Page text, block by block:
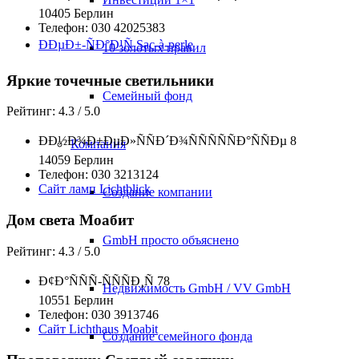
10 золотых правил
Семейный фонд
Компания
Создание компании
GmbH просто объяснено
Недвижимость GmbH / VV GmbH
Создание семейного фонда
10405 Берлин
Телефон: 030 42025383
ÐÐµÐ±-ÑÐ°Ð¹Ñ Sac-à-perle
Яркие точечные светильники
Рейтинг: 4.3 / 5.0
ÐÐ½Ð¾Ð±ÐµÐ»ÑÑÐ´Ð¾ÑÑÑÑÑÐ°ÑÑÐµ 8
14059 Берлин
Телефон: 030 3213124
Сайт ламп Lichtblick
Дом света Моабит
Рейтинг: 4.3 / 5.0
Ð¢Ð°ÑÑÑ-ÑÑÑÐ¸Ñ 78
10551 Берлин
Телефон: 030 3913746
Сайт Lichthaus Moabit